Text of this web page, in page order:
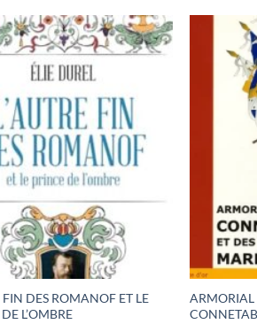
FIN DES ROMANOF ET LE
L’OMBRE
ARMORIAL